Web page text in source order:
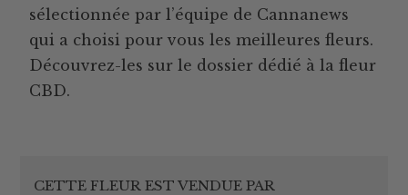
sélectionnée par l’équipe de Cannanews
qui a choisi pour vous les meilleures fleurs.
Découvrez-les sur le dossier dédié à la fleur
CBD.
CETTE FLEUR EST VENDUE PAR